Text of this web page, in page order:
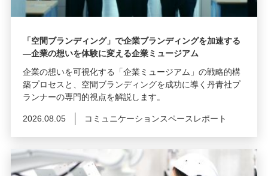
「空間ブランディング」で企業ブランディングを加速する
―企業の想いを体験に変える企業ミュージアム
企業の想いを可視化する「企業ミュージアム」の戦略的構
築プロセスと、空間ブランディングを成功に導く丹青社プ
ランナーの専門的視点を解説します。
2026.08.05 コミュニケーションスペースレポート